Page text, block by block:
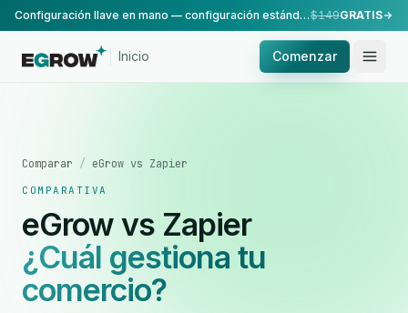
Configuración llave en mano — configuración estándar, realizada por nuestro equipo.$149GRATIS
Inicio Comenzar
Comparar / eGrow vs Zapier
COMPARATIVA
eGrow vs Zapier
¿Cuál gestiona tu
comercio?